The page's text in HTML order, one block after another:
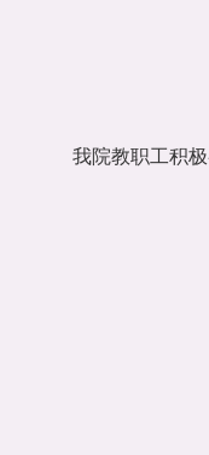
我院教职工积